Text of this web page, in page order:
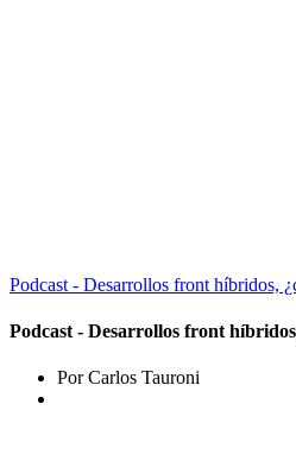
Podcast - Desarrollos front híbridos,
Podcast - Desarrollos front
Por Carlos Tauroni